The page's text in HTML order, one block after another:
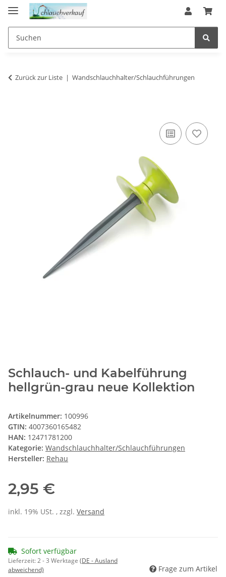
Zurück zur Liste Wandschlauchhalter/Schlauchführungen
Schlauch- und Kabelführung
hellgrün-grau neue Kollektion
Artikelnummer: 100996
GTIN: 4007360165482
HAN: 12471781200
Kategorie: Wandschlauchhalter/Schlauchführungen
Hersteller: Rehau
2,95 €
inkl. 19% USt. , zzgl. Versand
Sofort verfügbar
Lieferzeit:2 - 3 Werktage (DE - Ausland
abweichend)
Frage zum Artikel